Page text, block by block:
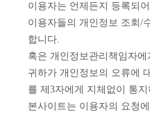
이용자는 언제든지 등록되
이용자들의 개인정보 조회/
합니다.
혹은 개인정보관리책임자
귀하가 개인정보의 오류에
를 제3자에게 지체없이 통
본사이트는 이용자의 요청